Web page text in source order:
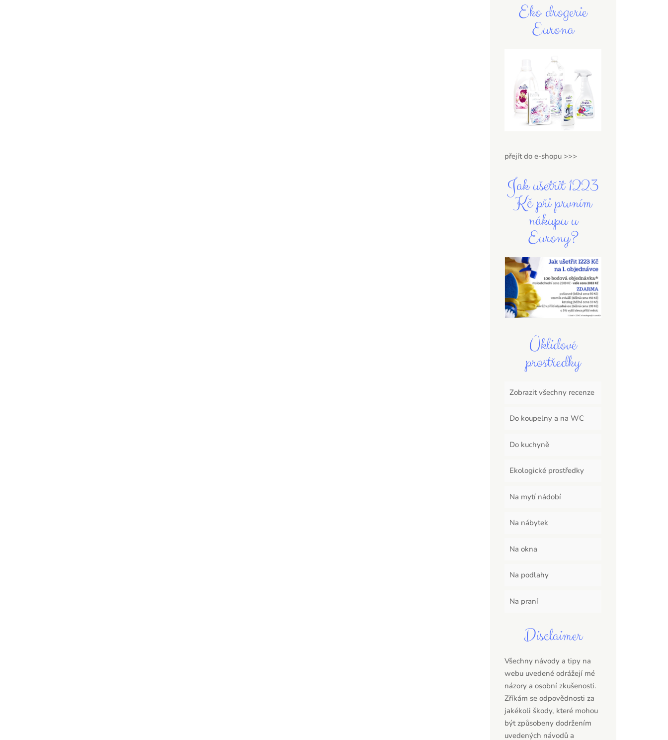
Eko drogerie
Eurona
přejít do e-shopu >>>
Jak ušetřit 1223
Kč při prvním
nákupu u
Eurony?
Úklidové
prostředky
Zobrazit všechny recenze
Do koupelny a na WC
Do kuchyně
Ekologické prostředky
Na mytí nádobí
Na nábytek
Na okna
Na podlahy
Na praní
Disclaimer
Všechny návody a tipy na
webu uvedené odrážejí mé
názory a osobní zkušenosti.
Zříkám se odpovědnosti za
jakékoli škody, které mohou
být způsobeny dodržením
uvedených návodů a